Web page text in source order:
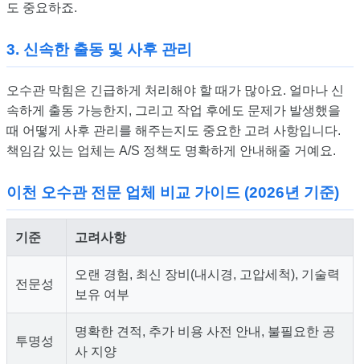
도 중요하죠.
3. 신속한 출동 및 사후 관리
오수관 막힘은 긴급하게 처리해야 할 때가 많아요. 얼마나 신
속하게 출동 가능한지, 그리고 작업 후에도 문제가 발생했을
때 어떻게 사후 관리를 해주는지도 중요한 고려 사항입니다.
책임감 있는 업체는 A/S 정책도 명확하게 안내해줄 거예요.
이천 오수관 전문 업체 비교 가이드 (2026년 기준)
기준 고려사항
전문성
오랜 경험, 최신 장비(내시경, 고압세척), 기술력
보유 여부
투명성
명확한 견적, 추가 비용 사전 안내, 불필요한 공
사 지양